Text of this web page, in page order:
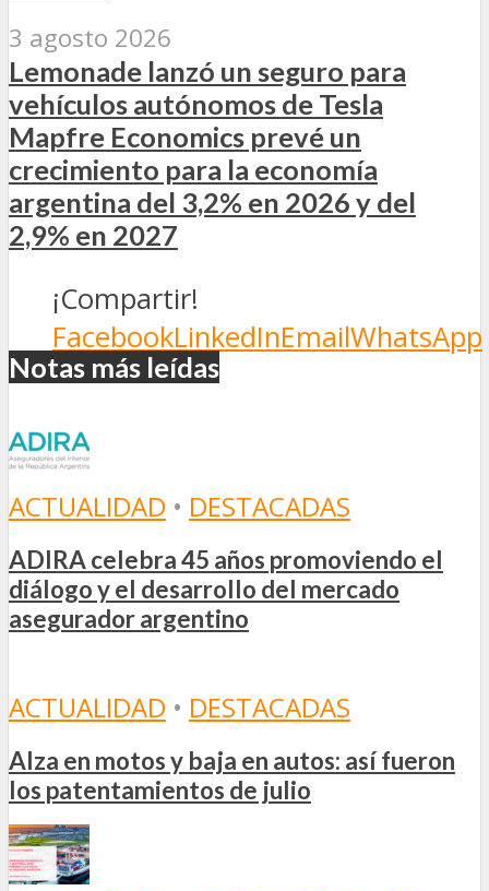
3 agosto 2026
Lemonade lanzó un seguro para
vehículos autónomos de Tesla
Mapfre Economics prevé un
crecimiento para la economía
argentina del 3,2% en 2026 y del
2,9% en 2027
¡Compartir!
FacebookLinkedInEmailWhatsApp
Notas más leídas
ACTUALIDAD • DESTACADAS
ADIRA celebra 45 años promoviendo el
diálogo y el desarrollo del mercado
asegurador argentino
ACTUALIDAD • DESTACADAS
Alza en motos y baja en autos: así fueron
los patentamientos de julio